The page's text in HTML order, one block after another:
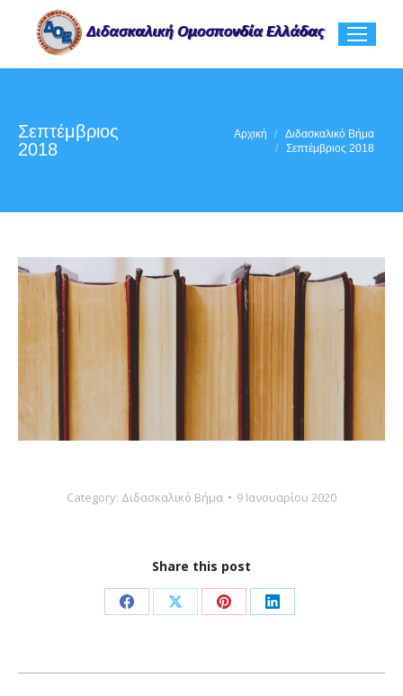
Σεπτέμβριος
2018
Αρχική
Διδασκαλικό Βήμα
Σεπτέμβριος 2018
Category: Διδασκαλικό Βήμα 9 Ιανουαρίου 2020
Share this post
Share
Facebook
Share
X
Share
Pinterest
Share
LinkedIn